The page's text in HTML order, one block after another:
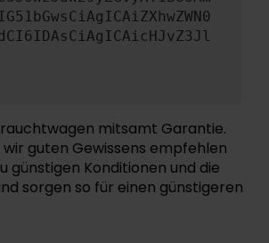
mitsamt Garantie.
guten Gewissens empfehlen
günstigen Konditionen und die
sorgen so für einen günstigeren